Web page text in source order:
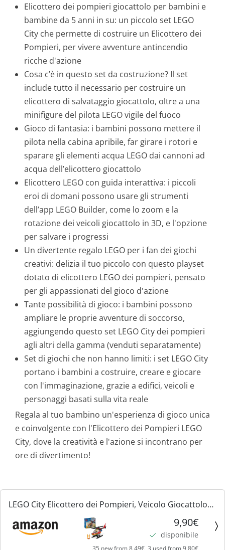
Elicottero dei pompieri giocattolo per bambini e
bambine da 5 anni in su: un piccolo set LEGO
City che permette di costruire un Elicottero dei
Pompieri, per vivere avventure antincendio
ricche d'azione
Cosa c’è in questo set da costruzione? Il set
include tutto il necessario per costruire un
elicottero di salvataggio giocattolo, oltre a una
minifigure del pilota LEGO vigile del fuoco
Gioco di fantasia: i bambini possono mettere il
pilota nella cabina apribile, far girare i rotori e
sparare gli elementi acqua LEGO dai cannoni ad
acqua dell’elicottero giocattolo
Elicottero LEGO con guida interattiva: i piccoli
eroi di domani possono usare gli strumenti
dell’app LEGO Builder, come lo zoom e la
rotazione dei veicoli giocattolo in 3D, e l'opzione
per salvare i progressi
Un divertente regalo LEGO per i fan dei giochi
creativi: delizia il tuo piccolo con questo playset
dotato di elicottero LEGO dei pompieri, pensato
per gli appassionati del gioco d'azione
Tante possibilità di gioco: i bambini possono
ampliare le proprie avventure di soccorso,
aggiungendo questo set LEGO City dei pompieri
agli altri della gamma (venduti separatamente)
Set di giochi che non hanno limiti: i set LEGO City
portano i bambini a costruire, creare e giocare
con l'immaginazione, grazie a edifici, veicoli e
personaggi basati sulla vita reale
Regala al tuo bambino un'esperienza di gioco unica
e coinvolgente con l'Elicottero dei Pompieri LEGO
City, dove la creatività e l'azione si incontrano per
ore di divertimento!
LEGO City Elicottero dei Pompieri, Veicolo Giocattolo
da Costruire con 2 Elementi Lancia-Acqua e Minifigure
del Pilota Vigile del Fuoco, Giochi per Bambini e...
9,90€
disponibile
35 new from 8,49€, 3 used from 9,80€